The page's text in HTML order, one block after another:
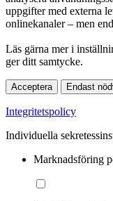
uppgifter med externa
onlinekanaler – men
Läs gärna mer i
ger ditt samtycke.
Acceptera Endast
Integritetspolicy
Individuella
Marknadsföring